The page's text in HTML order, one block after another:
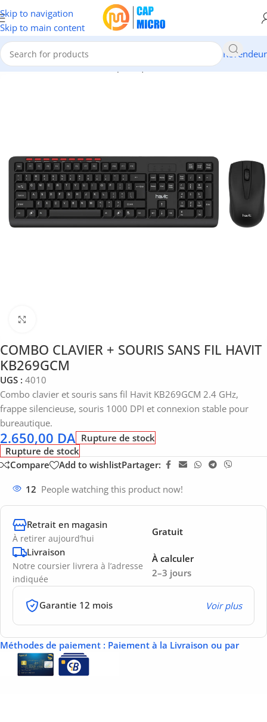
Skip to navigation
Skip to main content
Revendeur
Accueil/INFORMATIQUE/Périphériques/Claviers & Souris
COMBO CLAVIER + SOURIS SANS FIL HAVIT
KB269GCM
UGS : 4010
Combo clavier et souris sans fil Havit KB269GCM 2.4 GHz,
frappe silencieuse, souris 1000 DPI et connexion stable pour
bureautique.
2.650,00 DA Rupture de stock
Rupture de stock
Compare
Add to wishlistPartager:
12 People watching this product now!
Retrait en magasin
À retirer aujourd’hui
Gratuit
Livraison
Notre coursier livrera à l’adresse
indiquée
2–3 jours
À calculer
Garantie 12 mois Voir plus
Méthodes de paiement : Paiement à la Livraison ou par